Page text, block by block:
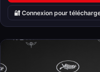
🔐 Connexion pour